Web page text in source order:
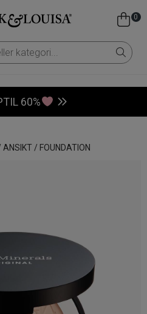
0
60%
ANSIKT/ FOUNDATION